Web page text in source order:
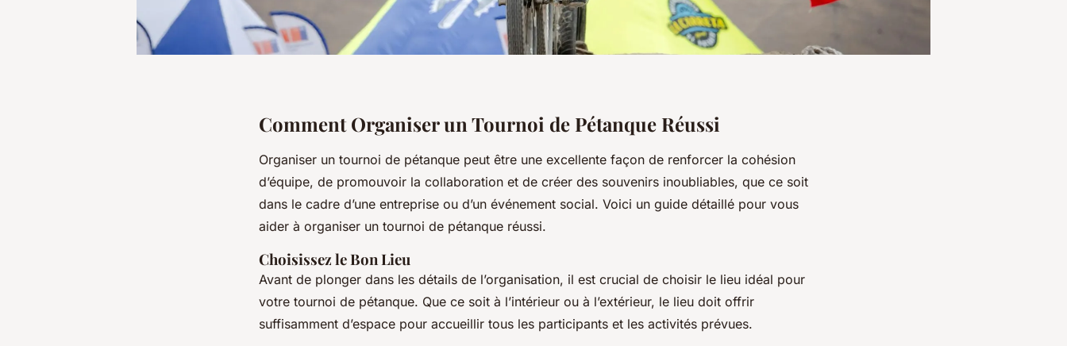
Comment Organiser un Tournoi de Pétanque Réussi
Organiser un tournoi de pétanque peut être une excellente façon de renforcer la cohésion
d’équipe, de promouvoir la collaboration et de créer des souvenirs inoubliables, que ce soit
dans le cadre d’une entreprise ou d’un événement social. Voici un guide détaillé pour vous
aider à organiser un tournoi de pétanque réussi.
Choisissez le Bon Lieu
Avant de plonger dans les détails de l’organisation, il est crucial de choisir le lieu idéal pour
votre tournoi de pétanque. Que ce soit à l’intérieur ou à l’extérieur, le lieu doit offrir
suffisamment d’espace pour accueillir tous les participants et les activités prévues.